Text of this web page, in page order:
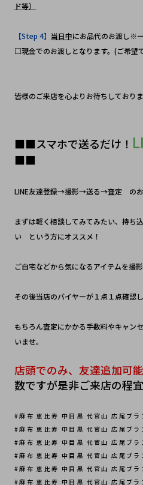
ド等）
【Step 4】 当日中にお品代のお渡し※
□現金でのお渡しとなります。(ご希望
皆様のご来店を心よりお待ちしておりま
■■スマホで送るだけ！
■■
LINE友達登録→撮影→送る→査定　の
まずは軽く相談してみてみたい、持ち
い　という方にオススメ！
ご自宅などから気になるアイテムを撮
その後当店のバイヤーが１点１点確認
もちろん査定にかかる手数料やキャン
いませ。
店頭でのみ、友達追加可能
数ですが是非ご来店の程
#麻布 恵比寿 中目黒 代官山 広尾ブラ
#麻布 恵比寿 中目黒 代官山 広尾ブラ
#麻布 恵比寿 中目黒 代官山 広尾ブラ
#麻布 恵比寿 中目黒 代官山 広尾ブラ
#麻布 恵比寿 中目黒 代官山 広尾ブラ
#麻布 恵比寿 中目黒 代官山 広尾ブラ